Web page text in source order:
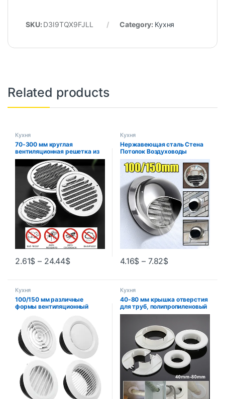
SKU: D3I9TQX9FJLL Category: Кухня
Related products
Кухня
70-300 мм круглая
вентиляционная решетка из
нержавеющей стали, защита
от насекомых, домашние
наружные настенные
воздуховоды,
вентиляционные
инструменты, вытяжные
вытяжки
2.61$ – 24.44$
Кухня
Нержавеющая сталь Стена
Потолок Воздуховоды
Вентиляция Вытяжная
решетка Крышка
Водонепроницаемая розетка
Отопление Охлаждение
Вентиляционные отверстия
Крышка
4.16$ – 7.82$
Кухня
100/150 мм различные
формы вентиляционный
циркуляционные
вентиляционные отверстия,
крышка, круглые
воздуховоды,
вентиляционная крышка,
аксессуары
Кухня
40-80 мм крышка отверстия
для труб, полипропиленовый
кабель для
входной кабель для труб,
вентиляционные отверстия,
проход для бытовых
аксессуаров